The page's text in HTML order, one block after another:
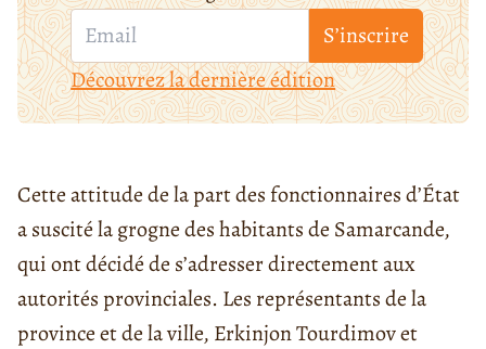
S’inscrire
Découvrez la dernière édition
Cette attitude de la part des fonctionnaires d’État
a suscité la grogne des habitants de Samarcande,
qui ont décidé de s’adresser directement aux
autorités provinciales. Les représentants de la
province et de la ville, Erkinjon Tourdimov et